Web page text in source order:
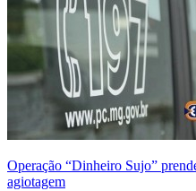
Operação “Dinheiro Sujo”
agiotagem